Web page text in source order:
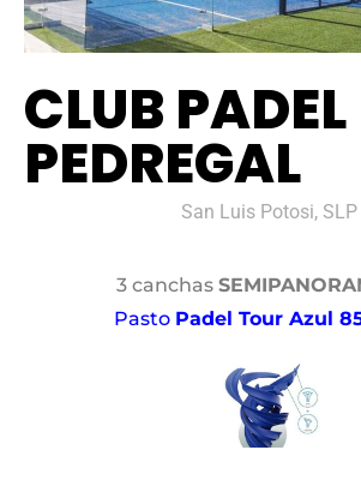
CLUB PADEL
PEDREGAL
San Luis Potosi, SLP
3 canchas
Pasto Padel Tour Azul